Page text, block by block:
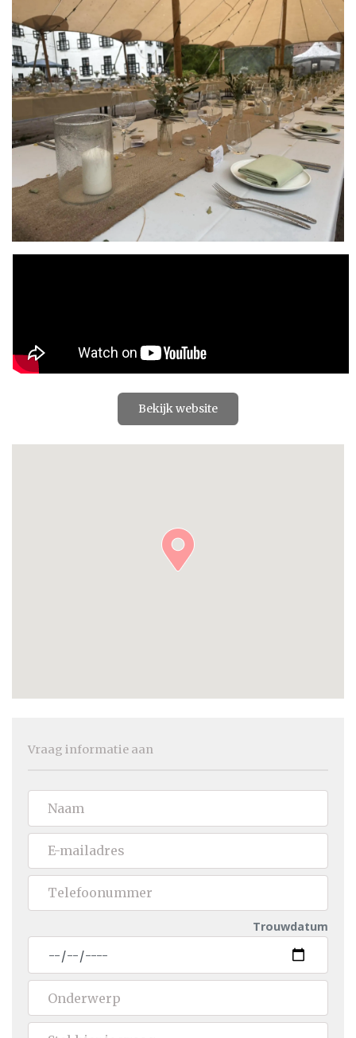
Bekijk website
Vraag informatie aan
Trouwdatum